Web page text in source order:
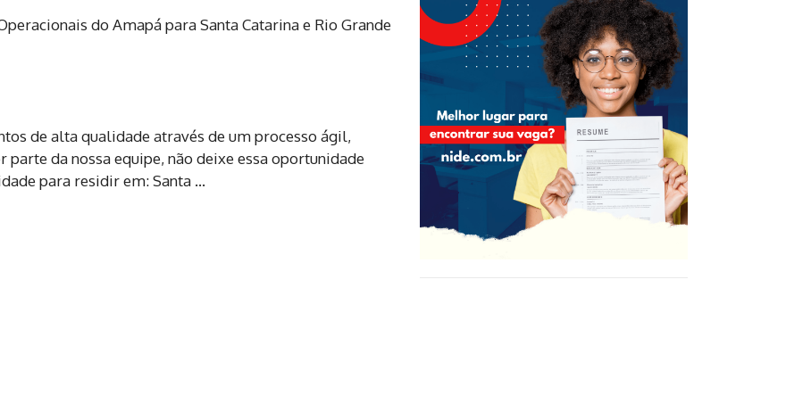
do Amapá para Santa Catarina e Rio Grande
de alta qualidade através de um processo ágil,
parte da nossa equipe, não deixe essa oportunidade
para residir em: Santa …